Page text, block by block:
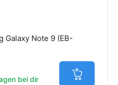
Galaxy Note 9 (EB-
bei dir Jetzt in